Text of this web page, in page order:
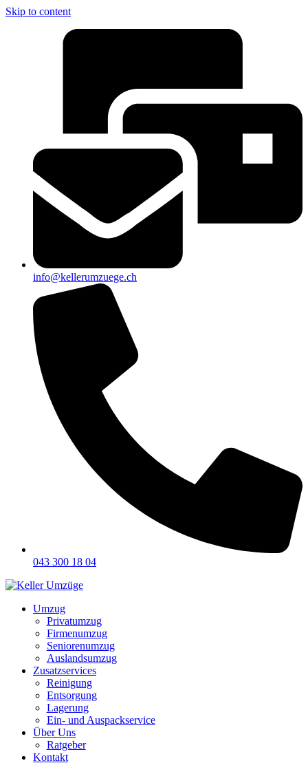
Skip to content
info@kellerumzuege.ch
043 300 18 04
Umzug
Privatumzug
Firmenumzug
Seniorenumzug
Auslandsumzug
Zusatzservices
Reinigung
Entsorgung
Lagerung
Ein- und Auspackservice
Über Uns
Ratgeber
Kontakt